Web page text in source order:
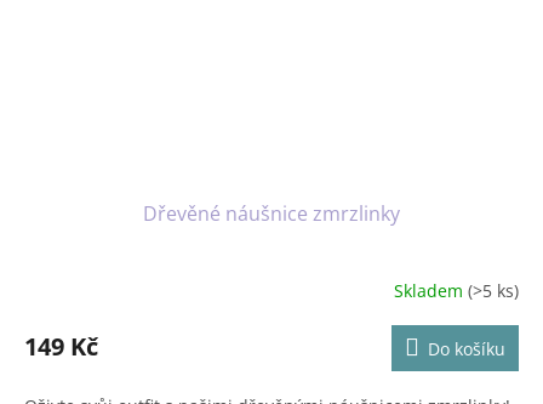
Dřevěné náušnice zmrzlinky
Skladem (>5 ks)
149 Kč Do košíku